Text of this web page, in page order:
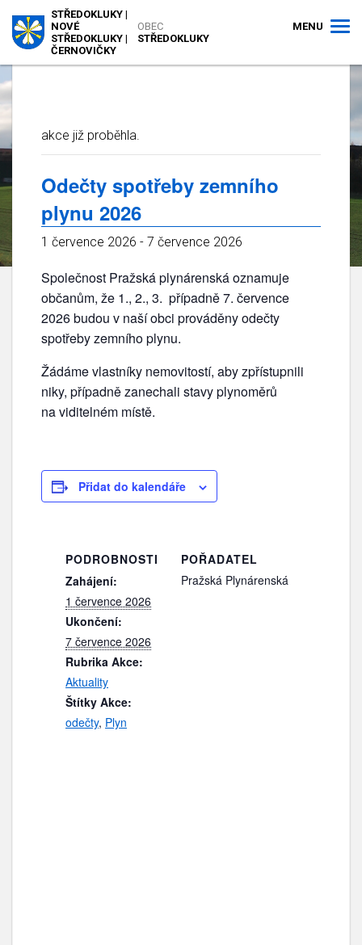
OBEC
STŘEDOKLUKY
STŘEDOKLUKY |
NOVÉ
STŘEDOKLUKY |
ČERNOVIČKY
MENU
akce již proběhla.
Odečty spotřeby zemního
plynu 2026
1 července 2026 - 7 července 2026
Společnost Pražská plynárenská oznamuje
občanům, že 1., 2., 3. případně 7. července
2026 budou v naší obci prováděny odečty
spotřeby zemního plynu.
Žádáme vlastníky nemovitostí, aby zpřístupnili
niky, případně zanechali stavy plynoměrů
na viditelném místě.
Přidat do kalendáře
PODROBNOSTI
Zahájení:
1 července 2026
Ukončení:
7 července 2026
Rubrika Akce:
Aktuality
Štítky Akce:
odečty, Plyn
POŘADATEL
Pražská Plynárenská